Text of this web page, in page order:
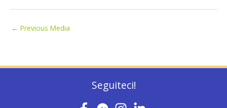
← Previous Media
Seguiteci!